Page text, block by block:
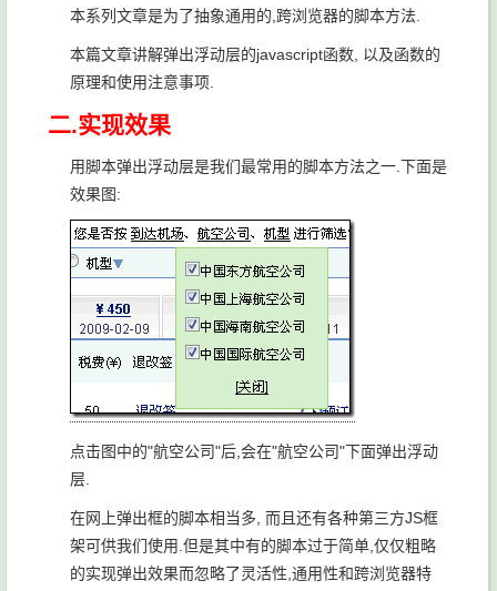
本系列文章是为了抽象通用的,跨浏览器的脚本方法.
本篇文章讲解弹出浮动层的javascript函数, 以及函数的
原理和使用注意事项.
二.实现效果
用脚本弹出浮动层是我们最常用的脚本方法之一.下面是
效果图:
点击图中的"航空公司"后,会在"航空公司"下面弹出浮动
层.
在网上弹出框的脚本相当多, 而且还有各种第三方JS框
架可供我们使用.但是其中有的脚本过于简单,仅仅粗略
的实现弹出效果而忽略了灵活性,通用性和跨浏览器特